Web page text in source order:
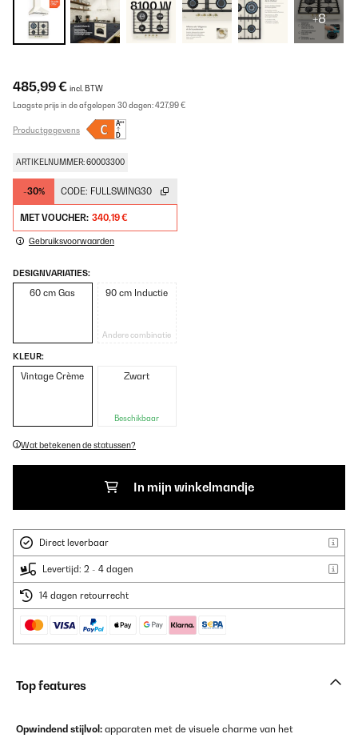
+8
485,99 € incl. BTW
Laagste prijs in de afgelopen 30 dagen:427,99 €
Productgegevens
ARTIKELNUMMER: 60003300
-30% CODE: FULLSWING30
MET VOUCHER: 340,19 €
Gebruiksvoorwaarden
DESIGNVARIATIES:
60 cm Gas 90 cm Inductie
Andere combinatie
KLEUR:
Vintage Crème Zwart
Beschikbaar
Wat betekenen de statussen?
In mijn winkelmandje
Direct leverbaar
Levertijd: 2 - 4 dagen
14 dagen retourrecht
Top features
Opwindend stijlvol: apparaten met de visuele charme van het